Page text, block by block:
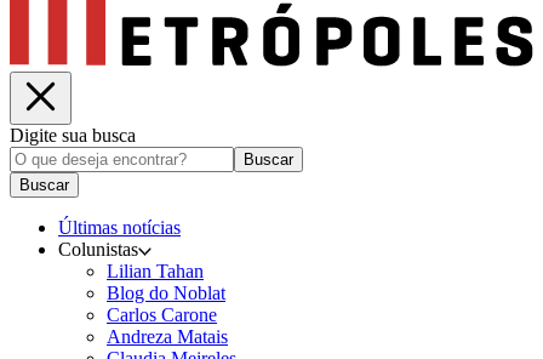
Digite sua busca
Buscar
Buscar
Últimas notícias
Colunistas
Lilian Tahan
Blog do Noblat
Carlos Carone
Andreza Matais